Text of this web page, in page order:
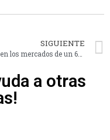
SIGUIENTE
Caída en los mercados de un 6% por miedo a un rebrote y a la economía
a otras